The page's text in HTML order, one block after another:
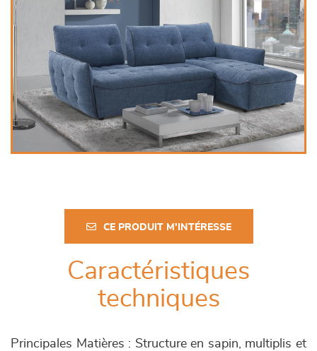
CE PRODUIT M'INTÉRESSE
Caractéristiques
techniques
Principales Matières : Structure en sapin, multiplis et